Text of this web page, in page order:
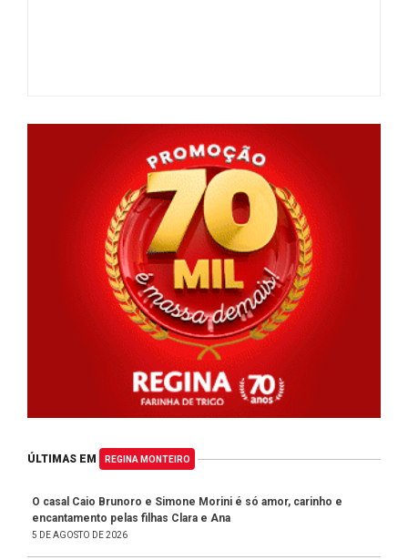
ÚLTIMAS EM REGINA MONTEIRO
O casal Caio Brunoro e Simone Morini é só amor, carinho e
encantamento pelas filhas Clara e Ana
5 DE AGOSTO DE 2026